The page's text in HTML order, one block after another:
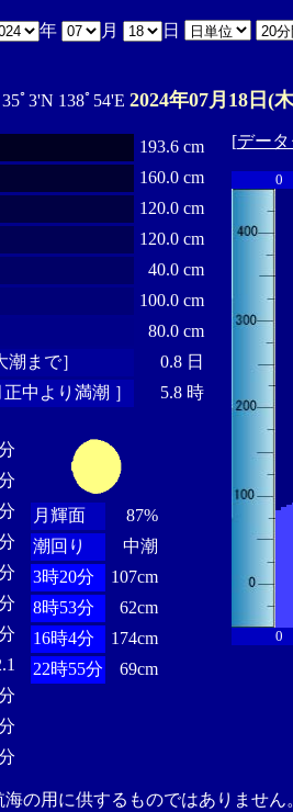
年 月 日
35ﾟ3'N 138ﾟ54'E 2024年07月18日(
193.6 cm
160.0 cm
120.0 cm
120.0 cm
40.0 cm
100.0 cm
80.0 cm
まで］
0.8 日
中より満潮 ］
5.8 時
月輝面
87%
潮回り
中潮
3時20分
107cm
8時53分
62cm
16時4分
174cm
22時55分
69cm
[デー
0
0
海の用に供するものではありませ